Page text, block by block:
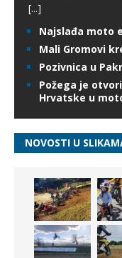
[...]
Najslađa moto
Mali Gromovi
Pozivnica u
Požega je
Hrvatske u
NOVOSTI U